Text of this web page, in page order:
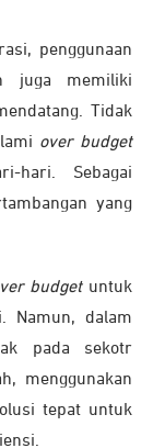
penggunaan
juga memiliki
Tidak
over budget
hari. Sebagai
yang
budgetuntuk
Namun, dalam
pada sekotr
menggunakan
tepat untuk